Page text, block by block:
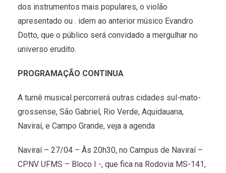
dos instrumentos mais populares, o violão
apresentado ou . idem ao anterior músico Evandro
Dotto, que o público será convidado a mergulhar no
universo erudito.
PROGRAMAÇÃO CONTINUA
A turnê musical percorrerá outras cidades sul-mato-
grossense, São Gabriel, Rio Verde, Aquidauana,
Naviraí, e Campo Grande, veja a agenda
Naviraí – 27/04 – Às 20h30, no Campus de Naviraí –
CPNV UFMS – Bloco I -, que fica na Rodovia MS-141,